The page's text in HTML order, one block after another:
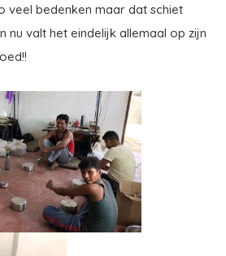
veel bedenken maar dat schiet
nu valt het eindelijk allemaal op zijn